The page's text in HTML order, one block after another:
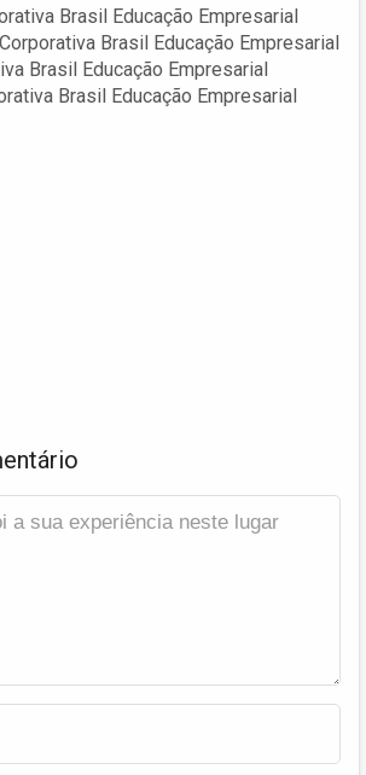
Brasil Educação Empresarial
Brasil Educação Empresarial
Brasil Educação Empresarial
Brasil Educação Empresarial